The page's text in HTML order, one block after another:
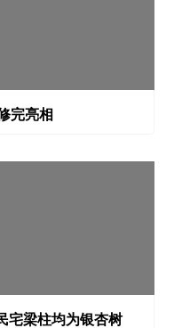
完亮相
宅梁柱均为银杏树